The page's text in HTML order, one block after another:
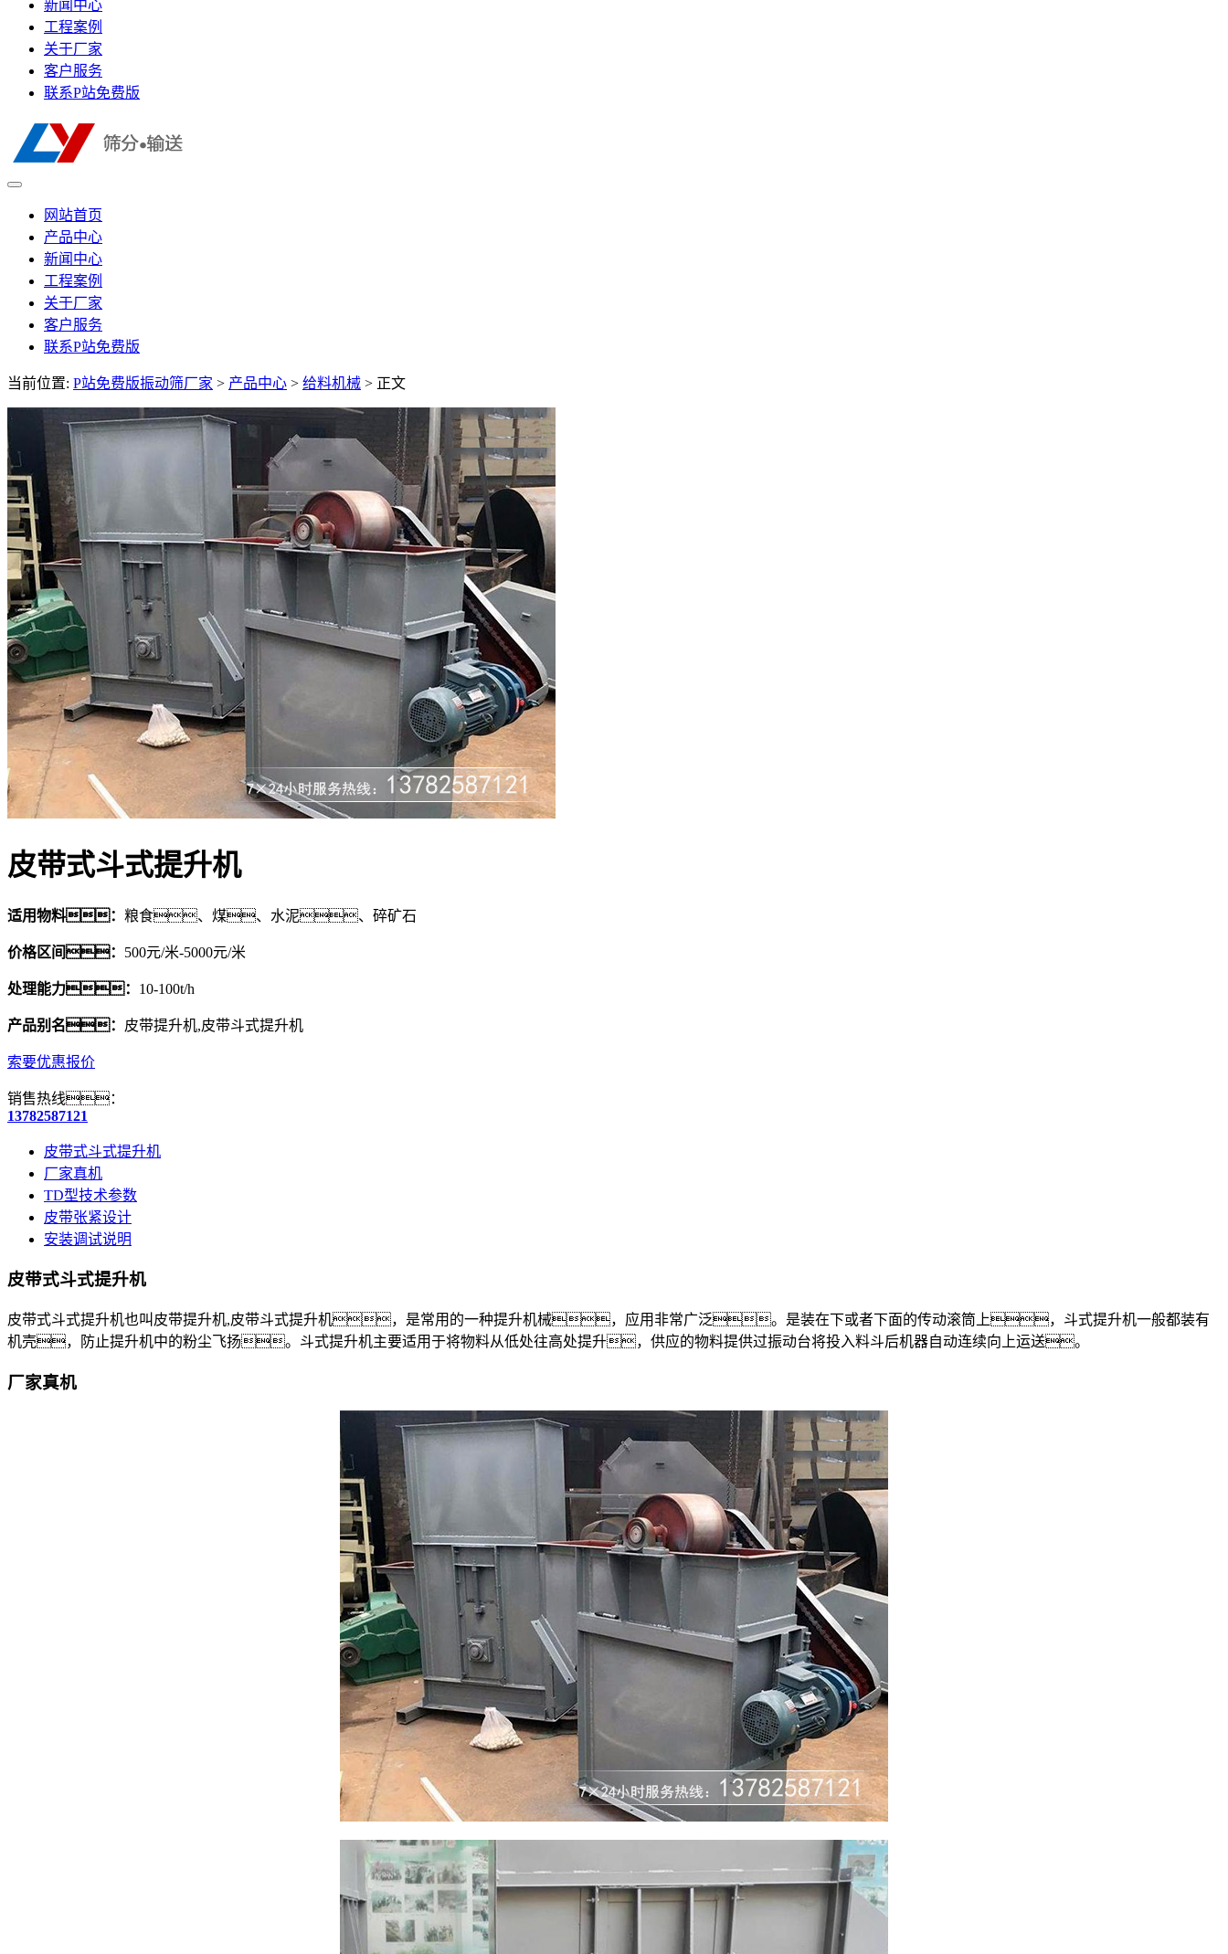
新闻中心
工程案例
关于厂家
客户服务
联系P站免费版
网站首页
产品中心
新闻中心
工程案例
关于厂家
客户服务
联系P站免费版
当前位置: P站免费版振动筛厂家 > 产品中心 > 给料机械 > 正文
皮带式斗式提升机
适用物料： 粮食、煤、水泥、碎矿石
价格区间： 500元/米-5000元/米
处理能力： 10-100t/h
产品别名： 皮带提升机,皮带斗式提升机
索要优惠报价
销售热线：
13782587121
皮带式斗式提升机
厂家真机
TD型技术参数
皮带张紧设计
安装调试说明
皮带式斗式提升机
皮带式斗式提升机也叫皮带提升机,皮带斗式提升机，是常用的一种提升机械，应用非常广泛。是装在下或者下面的传动滚筒上，斗式提升机一般都装有
机壳，防止提升机中的粉尘飞扬。斗式提升机主要适用于将物料从低处往高处提升，供应的物料提供过振动台将投入料斗后机器自动连续向上运送。
厂家真机